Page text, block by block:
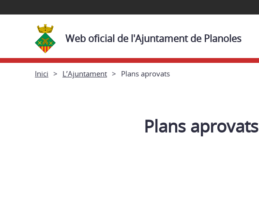
Web oficial de l'Ajuntament de Planoles
Inici L’Ajuntament Plans aprovats
Plans aprovats